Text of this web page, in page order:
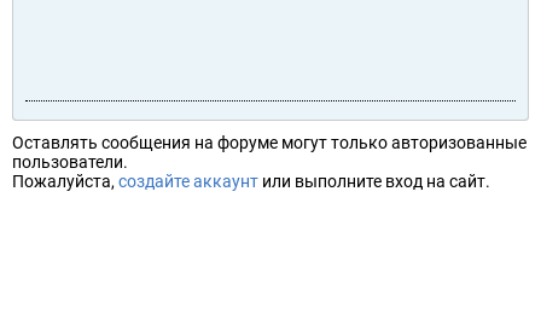
Оставлять сообщения на форуме могут только авторизованные
пользователи.
Пожалуйста, создайте аккаунт или выполните вход на сайт.